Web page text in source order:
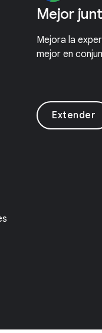
Mejor
Mejora la
mejor en
Extender